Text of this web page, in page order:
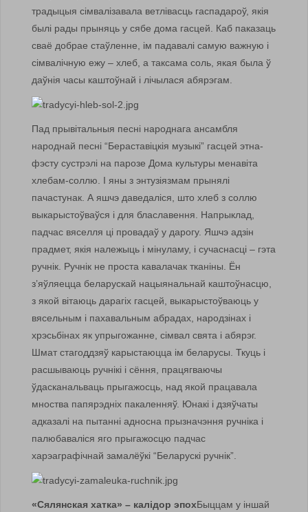
традыцыя сімвалізавала ветлівасць гаспадароў, якія
былі рады прыняць у сябе дома гасцей. Каб паказаць
сваё добрае стаўленне, ім падавалі самую важную і
сімвалічную ежу – хлеб, а таксама соль, якая была ў
даўнія часы каштоўнай і лічылася абярэгам.
Пад прывітальныя песні народнага ансамбля
народнай песні “Бераставіцкія музыкі” гасцей этна-
фэсту сустрэлі на парозе Дома культуры менавіта
хлебам-соллю. І яны з энтузіязмам прынялі
пачастунак. А яшчэ даведаліся, што хлеб з соллю
выкарыстоўваўся і для блаславення. Напрыклад,
падчас вяселля ці провадаў у дарогу. Яшчэ адзін
прадмет, якія належыць і мінуламу, і сучаснасці – гэта
ручнік. Ручнік не проста кавалачак тканіны. Ён
з’яўляецца беларускай нацыянальнай каштоўнасцю,
з якой вітаюць дарагіх гасцей, выкарыстоўваюць у
вясельным і пахавальным абрадах, народзінах і
хрэсьбінах як упрыгожанне, сімвал свята і абярэг.
Шмат стагоддзяў карыстаюцца ім беларусы. Ткуць і
расшываюць ручнікі і сёння, працягваючы
ўдасканальваць прыгажосць, над якой працавала
мноства папярэдніх пакаленняў. Юнакі і дзяўчаты
адказалі на пытанні адносна прызначэння ручніка і
палюбаваліся яго прыгажосцю падчас
харэаграфічнай замалёўкі “Беларускі ручнік”.
«Сялянская хатка» – калідор эпохБыццам у іншай